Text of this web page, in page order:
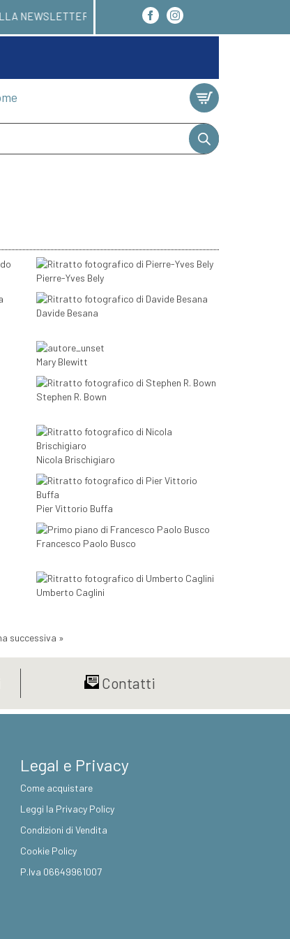
ORE. ISCRIVITI ALLA NEWSLETTER E
Pierre-Yves Bely
Davide Besana
Mary Blewitt
Stephen R. Bown
Nicola Brischigiaro
Pier Vittorio Buffa
Francesco Paolo Busco
Umberto Caglini
successiva »
Contatti
Legal e Privacy
Come acquistare
Leggi la Privacy Policy
Condizioni di Vendita
Cookie Policy
P.Iva 06649961007